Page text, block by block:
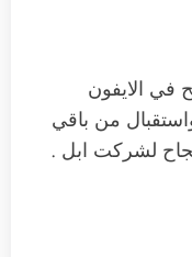
في الايفون
من باقي
لشركت ابل .